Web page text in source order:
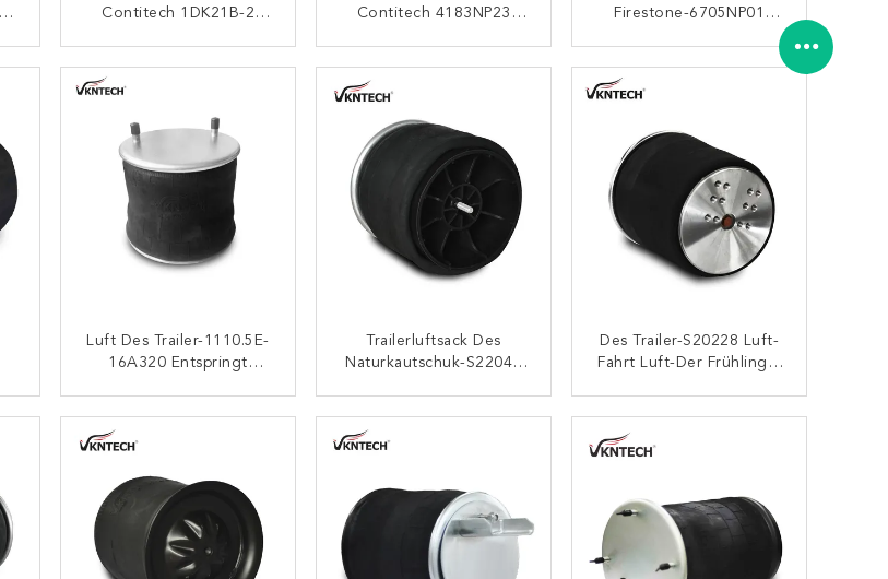
Contitech 1DK21B-2
KONTAKT
Contitech 4183NP23
KONTAKT
Firestone-6705NP01
KONTAKT
Luft Des Trailer-1110.5E-
16A320 Entspringt
12514-013 Luftsack
KONTAKT
Trailerluftsack Des
Naturkautschuk-S22046
KONTAKT
Des Trailer-S20228 Luft-
Fahrt Luft-Der Frühlings-
KONTAKT